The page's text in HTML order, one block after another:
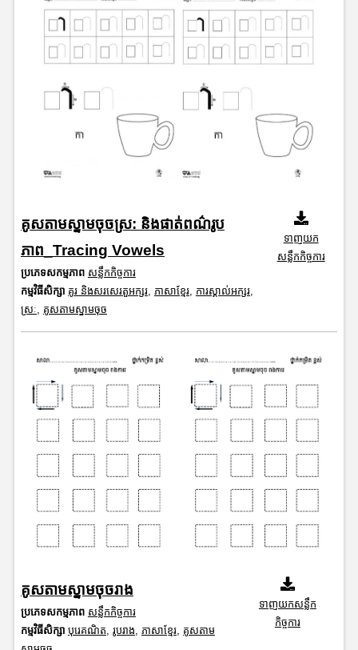
គូសតាមស្នាមចុចស្រ: និងផាត់ពណ៌រូប
ភាព_Tracing Vowels
ប្រភេទសកម្មភាព សន្លឹកកិច្ចការ
កម្មវិធីសិក្សា គូរ និងសរសេរតួអក្សរ, ភាសាខ្មែរ, ការស្គាល់អក្សរ,
ស្រៈ
គូសតាមស្នាមចុច
ទាញយក
សន្លឹកកិច្ចការ
គូសតាមស្នាមចុចរាង
ប្រភេទសកម្មភាព សន្លឹកកិច្ចការ
កម្មវិធីសិក្សា បុរេគណិត រូបរាង ភាសាខ្មែរ, គូសតាម
ទាញយកសន្លឹក
កិច្ចការ